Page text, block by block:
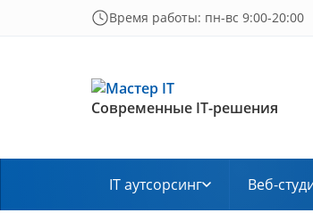
Время работы: пн-вс 9:00-20:00
Современные IT-решения
IT аутсорсинг Веб-